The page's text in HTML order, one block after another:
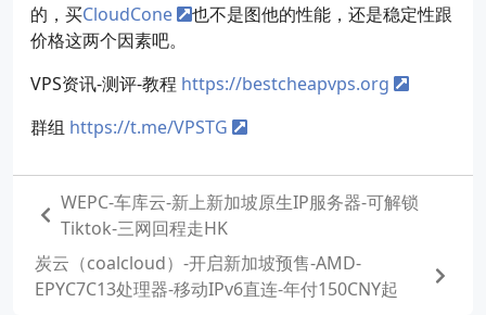
的，买CloudCone
也不是图他的性能，还是稳定性跟
价格这两个因素吧。
VPS资讯-测评-教程 https://bestcheapvps.org
群组 https://t.me/VPSTG
WEPC-车库云-新上新加坡原生IP服务器-可解锁
Tiktok-三网回程走HK
炭云（coalcloud）-开启新加坡预售-AMD-
EPYC7C13处理器-移动IPv6直连-年付150CNY起